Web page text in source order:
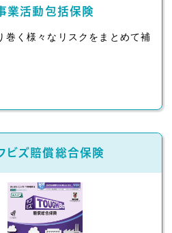
業活動包括保険
巻く様々なリスクをまとめて補
ビズ賠償総合保険